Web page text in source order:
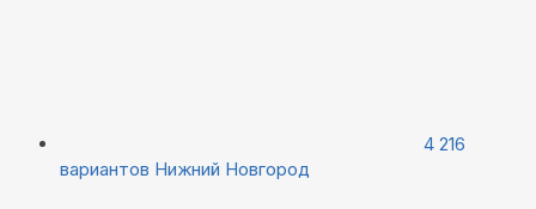
4 216
вариантов Нижний Новгород